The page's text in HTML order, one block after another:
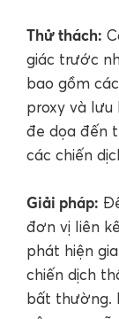
Thử thách:
giác trước
bao gồm
proxy và
đe dọa đến
các chiến
Giải pháp:
đơn vị liên
phát hiện
chiến dịch
bất thường.